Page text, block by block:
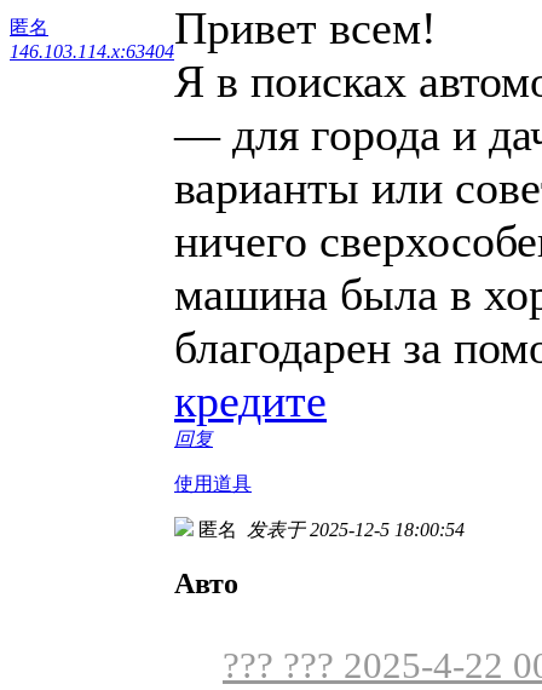
匿名
146.103.114.x:63404Привет всем!
Я в поисках
— для города и
варианты или
ничего
машина была в
благодарен за
кредите
回复
使用道具
匿名 发表于 2025-12-5 18:00:54
Авто
??? ??? 2025-4-22